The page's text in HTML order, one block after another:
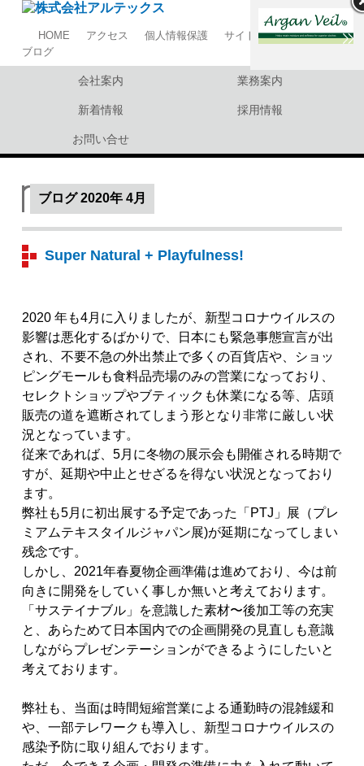
HOME アクセス 個人情報保護
サイトマップ
ブログ
会社案内 業務案内
新着情報 採用情報
お問い合せ
ブログ2020年 4月
Super Natural + Playfulness!
2020 年も4月に入りましたが、新型コロナウイルスの
影響は悪化するばかりで、日本にも緊急事態宣言が出
され、不要不急の外出禁止で多くの百貨店や、ショッ
ピングモールも食料品売場のみの営業になっており、
セレクトショップやブティックも休業になる等、店頭
販売の道を遮断されてしまう形となり非常に厳しい状
況となっています。
従来であれば、5月に冬物の展示会も開催される時期で
すが、延期や中止とせざるを得ない状況となっており
ます。
弊社も5月に初出展する予定であった「PTJ」展（プレ
ミアムテキスタイルジャパン展)が延期になってしまい
残念です。
しかし、2021年春夏物企画準備は進めており、今は前
向きに開発をしていく事しか無いと考えております。
「サステイナブル」を意識した素材〜後加工等の充実
と、あらためて日本国内での企画開発の見直しも意識
しながらプレゼンテーションができるようにしたいと
考えております。
弊社も、当面は時間短縮営業による通勤時の混雑緩和
や、一部テレワークも導入し、新型コロナウイルスの
感染予防に取り組んでおります。